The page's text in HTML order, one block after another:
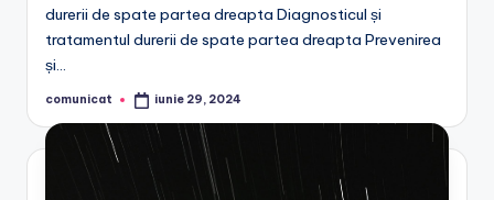
durerii de spate partea dreapta Diagnosticul și
tratamentul durerii de spate partea dreapta Prevenirea
și…
Posted
comunicat iunie 29, 2024